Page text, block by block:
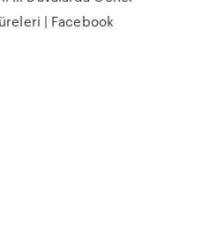
| Facebook